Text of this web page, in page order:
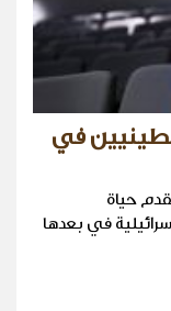
في
حياة
في بعدها